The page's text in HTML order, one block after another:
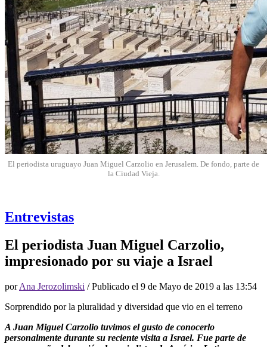
El periodista uruguayo Juan Miguel Carzolio en Jerusalem. De fondo, parte de
la Ciudad Vieja.
Entrevistas
El periodista Juan Miguel Carzolio,
impresionado por su viaje a Israel
porAna Jerozolimski / Publicado el 9 de Mayo de 2019 a las 13:54
Sorprendido por la pluralidad y diversidad que vio en el terreno
A Juan Miguel Carzolio tuvimos el gusto de conocerlo
personalmente durante su reciente visita a Israel. Fue parte de